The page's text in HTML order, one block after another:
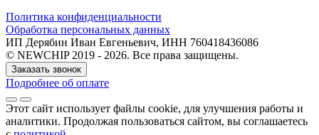
Политика конфиденциальности
Обработка персональных данных
ИП Дерябин Иван Евгеньевич, ИНН 760418436086
© NEWCHIP 2019 - 2026. Все права защищены.
Заказать звонок
Подробнее об оплате
Этот сайт использует файлы cookie, для улучшения работы и
аналитики. Продолжая пользоваться сайтом, вы соглашаетесь